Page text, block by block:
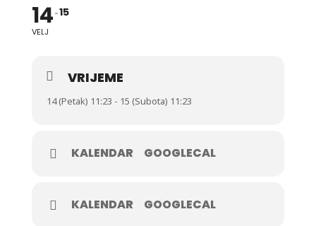
14
VELJ
15
VRIJEME
14 (Petak) 11:23 - 15 (Subota) 11:23
KALENDAR GOOGLECAL
KALENDAR GOOGLECAL